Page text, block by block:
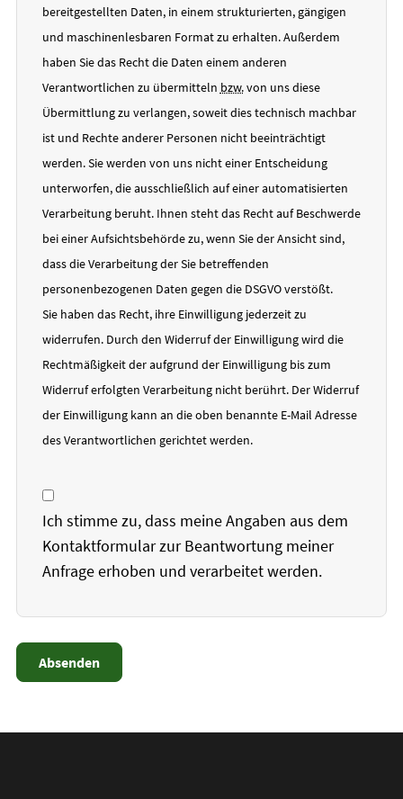
bereitgestellten Daten, in einem strukturierten, gängigen
und maschinenlesbaren Format zu erhalten. Außerdem
haben Sie das Recht die Daten einem anderen
Verantwortlichen zu übermitteln bzw.von uns diese
Übermittlung zu verlangen, soweit dies technisch machbar
ist und Rechte anderer Personen nicht beeinträchtigt
werden. Sie werden von uns nicht einer Entscheidung
unterworfen, die ausschließlich auf einer automatisierten
Verarbeitung beruht. Ihnen steht das Recht auf Beschwerde
bei einer Aufsichtsbehörde zu, wenn Sie der Ansicht sind,
dass die Verarbeitung der Sie betreffenden
personenbezogenen Daten gegen die DSGVO verstößt.
Sie haben das Recht, ihre Einwilligung jederzeit zu
widerrufen. Durch den Widerruf der Einwilligung wird die
Rechtmäßigkeit der aufgrund der Einwilligung bis zum
Widerruf erfolgten Verarbeitung nicht berührt. Der Widerruf
der Einwilligung kann an die oben benannte E-Mail Adresse
des Verantwortlichen gerichtet werden.
Ich stimme zu, dass meine Angaben aus dem
Kontaktformular zur Beantwortung meiner
Anfrage erhoben und verarbeitet werden.
Absenden